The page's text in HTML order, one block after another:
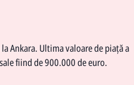
Ankara. Ultima valoare de piață a
fiind de 900.000 de euro.